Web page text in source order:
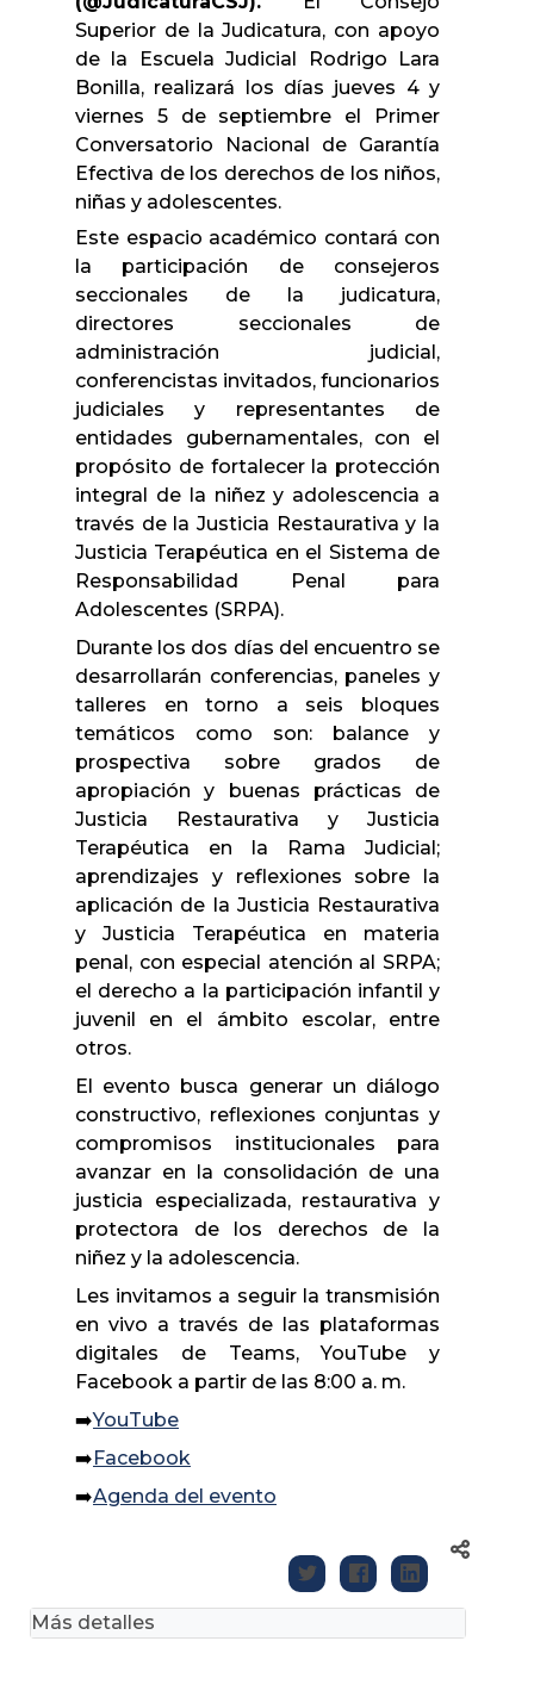
Superior de la Judicatura, con apoyo
de la Escuela Judicial Rodrigo Lara
Bonilla, realizará los días jueves 4 y
viernes 5 de septiembre el Primer
Conversatorio Nacional de Garantía
Efectiva de los derechos de los niños,
niñas y adolescentes.
Este espacio académico contará con
la participación de consejeros
seccionales de la judicatura,
directores seccionales de
administración judicial,
conferencistas invitados, funcionarios
judiciales y representantes de
entidades gubernamentales, con el
propósito de fortalecer la protección
integral de la niñez y adolescencia a
través de la Justicia Restaurativa y la
Justicia Terapéutica en el Sistema de
Responsabilidad Penal para
Adolescentes (SRPA).
Durante los dos días del encuentro se
desarrollarán conferencias, paneles y
talleres en torno a seis bloques
temáticos como son: balance y
prospectiva sobre grados de
apropiación y buenas prácticas de
Justicia Restaurativa y Justicia
Terapéutica en la Rama Judicial;
aprendizajes y reflexiones sobre la
aplicación de la Justicia Restaurativa
y Justicia Terapéutica en materia
penal, con especial atención al SRPA;
el derecho a la participación infantil y
juvenil en el ámbito escolar, entre
otros.
El evento busca generar un diálogo
constructivo, reflexiones conjuntas y
compromisos institucionales para
avanzar en la consolidación de una
justicia especializada, restaurativa y
protectora de los derechos de la
niñez y la adolescencia.
Les invitamos a seguir la transmisión
en vivo a través de las plataformas
digitales de Teams, YouTube y
Facebook a partir de las 8:00 a. m.
➡️YouTube
➡️Facebook
➡️Agenda del evento
Más detalles